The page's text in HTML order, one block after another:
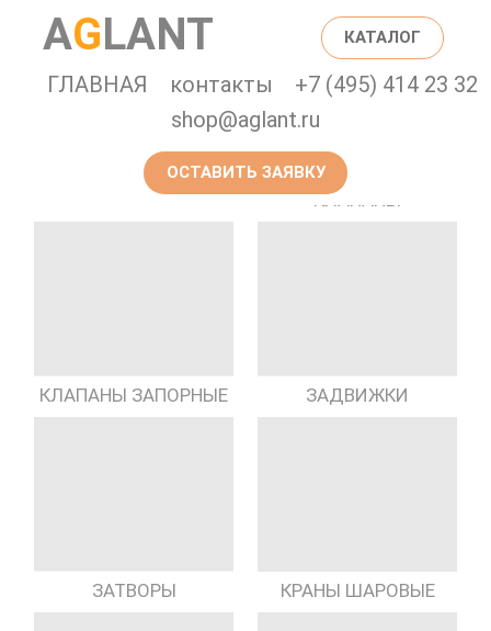
AGLANT КАТАЛОГ
ГЛАВНАЯ контакты
+7 (495) 414 23 32
shop@aglant.ru
ОСТАВИТЬ ЗАЯВКУ
ГИДРАНТЫ
ПРЕДОХРАНИТЕЛЬНЫЕ
КЛАПАНЫ
КЛАПАНЫ ЗАПОРНЫЕ ЗАДВИЖКИ
ЗАТВОРЫ КРАНЫ ШАРОВЫЕ